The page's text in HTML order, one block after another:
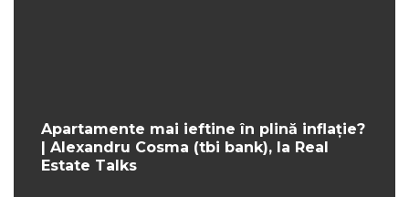
Apartamente mai ieftine în plină inflație?
| Alexandru Cosma (tbi bank), la Real
Estate Talks